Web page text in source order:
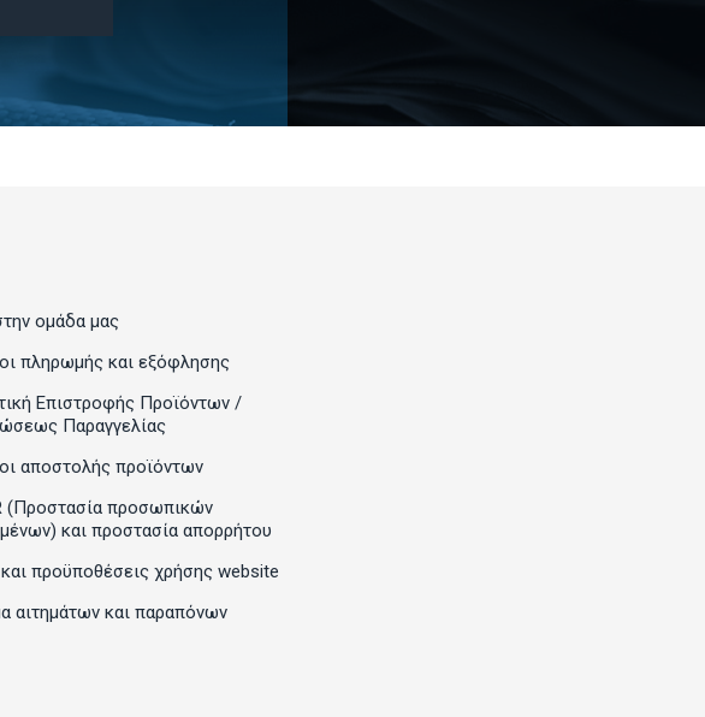
ομάδα μας
πληρωμής και εξόφλησης
Επιστροφής Προϊόντων /
Παραγγελίας
αποστολής προϊόντων
(Προστασία προσωπικών
και προστασία απορρήτου
προϋποθέσεις χρήσης website
αιτημάτων και παραπόνων